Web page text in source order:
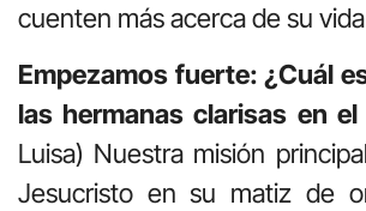
cuenten más acerca de su
Empezamos fuerte: ¿Cuál
las hermanas clarisas en el
Luisa) Nuestra misión
Jesucristo en su matiz de